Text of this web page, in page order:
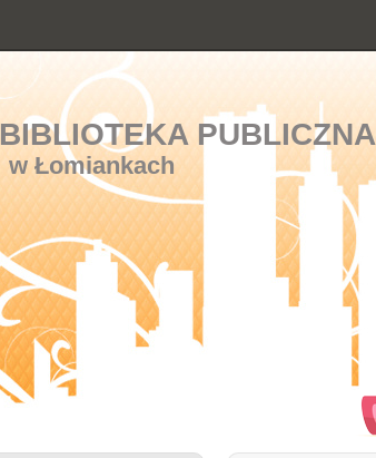
BIBLIOTEKA PUBLICZNA
w Łomiankach